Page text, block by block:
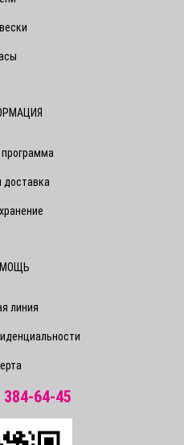
программа
доставка
линия
64-45